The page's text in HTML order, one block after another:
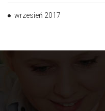
wrzesień 2017